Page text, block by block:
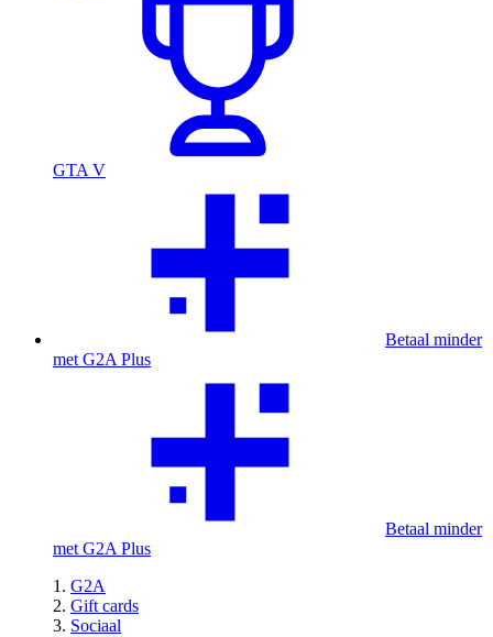
GTA V
Betaal minder
met G2A Plus
Betaal minder
met G2A Plus
G2A
Gift cards
Sociaal